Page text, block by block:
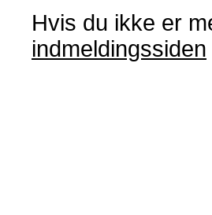
Hvis du ikke er
indmeldingssiden